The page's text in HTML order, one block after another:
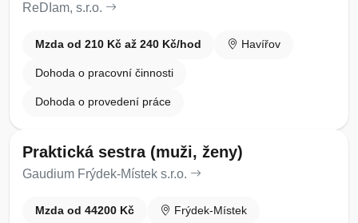
ReDIam, s.r.o.
Mzda od 210 Kč až 240 Kč/hod Havířov
Dohoda o pracovní činnosti
Dohoda o provedení práce
Praktická sestra (muži, ženy)
Gaudium Frýdek-Místek s.r.o.
Mzda od 44200 Kč Frýdek-Místek